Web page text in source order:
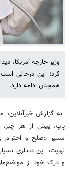
وزیر خارجه آمریکا،
کرد؛ این درحالی
همچنان ادامه دارد.
به گزارش خبرآنلاین،
پاپ، پیش از هر
مسیر «صلح و احترام
نهایت، این دیداری
و درک خود از